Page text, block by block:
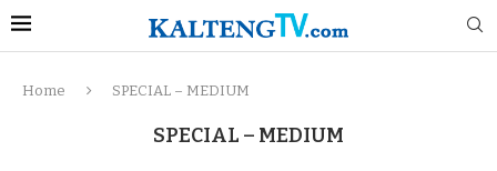
Home SPECIAL – MEDIUM
SPECIAL – MEDIUM